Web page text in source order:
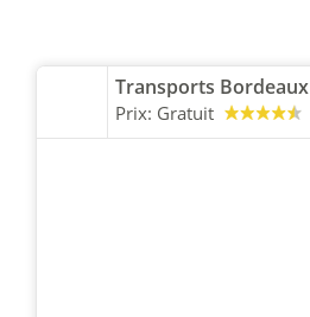
Transports Bordeaux
Prix: Gratuit